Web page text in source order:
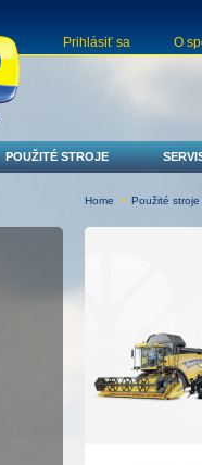
Prihlásiť sa O
POUŽITÉ STROJE
Home > Použité stroje